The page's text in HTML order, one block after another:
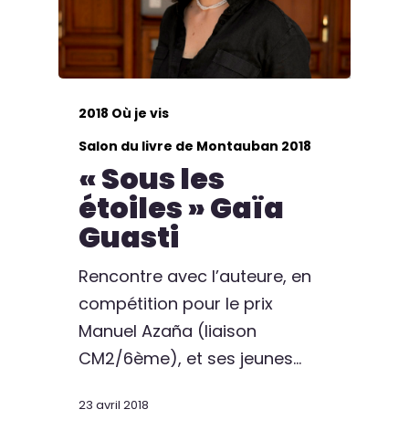
2018 Où je vis
Salon du livre de Montauban 2018
« Sous les
étoiles » Gaïa
Guasti
Rencontre avec l’auteure, en
compétition pour le prix
Manuel Azaña (liaison
CM2/6ème), et ses jeunes…
23 avril 2018